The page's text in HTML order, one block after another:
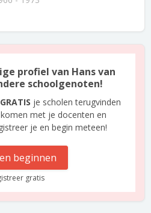
profiel van Hans van
schoolgenoten!
GRATIS je scholen terugvinden
met je docenten en
je en begin meteen!
beginnen
gratis